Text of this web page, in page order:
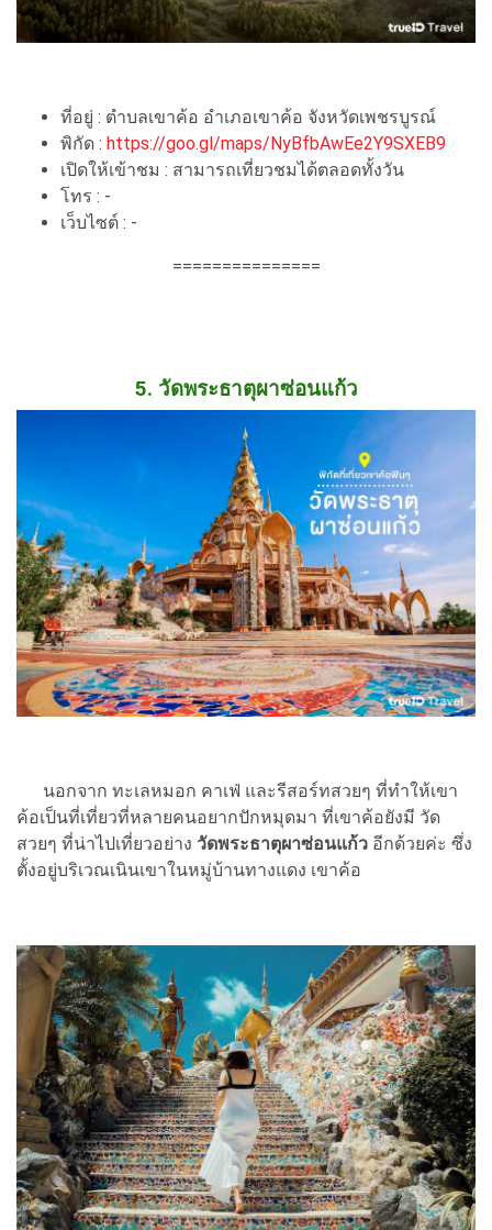
ที่อยู่ : ตำบลเขาค้อ อำเภอเขาค้อ จังหวัดเพชรบูรณ์
พิกัด : https://goo.gl/maps/NyBfbAwEe2Y9SXEB9
เปิดให้เข้าชม : สามารถเที่ยวชมได้ตลอดทั้งวัน
โทร : -
เว็บไซต์ : -
===============
5. วัดพระธาตุผาซ่อนแก้ว
นอกจาก ทะเลหมอก คาเฟ่ และรีสอร์ทสวยๆ ที่ทำให้เขา
ค้อเป็นที่เที่ยวที่หลายคนอยากปักหมุดมา ที่เขาค้อยังมี วัด
สวยๆ ที่น่าไปเที่ยวอย่าง วัดพระธาตุผาซ่อนแก้ว อีกด้วยค่ะ ซึ่ง
ตั้งอยู่บริเวณเนินเขาในหมู่บ้านทางแดง เขาค้อ